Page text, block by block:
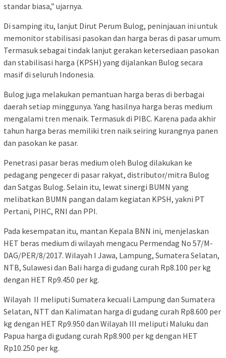
standar biasa,” ujarnya.
Di samping itu, lanjut Dirut Perum Bulog, peninjauan ini untuk
memonitor stabilisasi pasokan dan harga beras di pasar umum.
Termasuk sebagai tindak lanjut gerakan ketersediaan pasokan
dan stabilisasi harga (KPSH) yang dijalankan Bulog secara
masif di seluruh Indonesia.
Bulog juga melakukan pemantuan harga beras di berbagai
daerah setiap minggunya. Yang hasilnya harga beras medium
mengalami tren menaik. Termasuk di PIBC. Karena pada akhir
tahun harga beras memiliki tren naik seiring kurangnya panen
dan pasokan ke pasar.
Penetrasi pasar beras medium oleh Bulog dilakukan ke
pedagang pengecer di pasar rakyat, distributor/mitra Bulog
dan Satgas Bulog. Selain itu, lewat sinergi BUMN yang
melibatkan BUMN pangan dalam kegiatan KPSH, yakni PT
Pertani, PIHC, RNI dan PPI.
Pada kesempatan itu, mantan Kepala BNN ini, menjelaskan
HET beras medium di wilayah mengacu Permendag No 57/M-
DAG/PER/8/2017. Wilayah I Jawa, Lampung, Sumatera Selatan,
NTB, Sulawesi dan Bali harga di gudang curah Rp8.100 per kg
dengan HET Rp9.450 per kg.
Wilayah II meliputi Sumatera kecuali Lampung dan Sumatera
Selatan, NTT dan Kalimatan harga di gudang curah Rp8.600 per
kg dengan HET Rp9.950 dan Wilayah III meliputi Maluku dan
Papua harga di gudang curah Rp8.900 per kg dengan HET
Rp10.250 per kg.